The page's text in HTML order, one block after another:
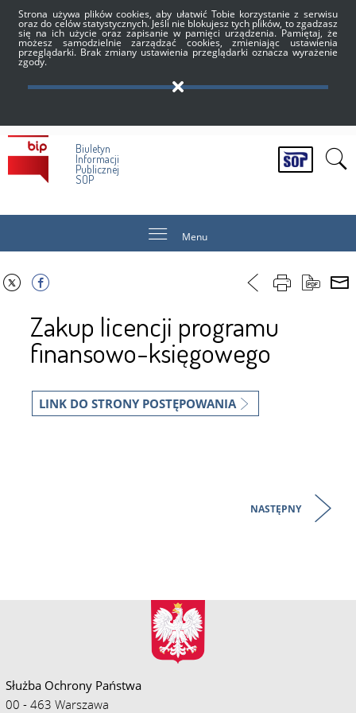
Strona używa plików cookies, aby ułatwić Tobie korzystanie z serwisu
oraz do celów statystycznych. Jeśli nie blokujesz tych plików, to zgadzasz
się na ich użycie oraz zapisanie w pamięci urządzenia. Pamiętaj, że
możesz samodzielnie zarządzać cookies, zmieniając ustawienia
przeglądarki. Brak zmiany ustawienia przeglądarki oznacza wyrażenie
zgody.
Biuletyn
Informacji
Publicznej
SOP
Menu
Zakup licencji programu
finansowo-księgowego
LINK DO STRONY POSTĘPOWANIA
NASTĘPNY
Służba Ochrony Państwa
00 - 463 Warszawa